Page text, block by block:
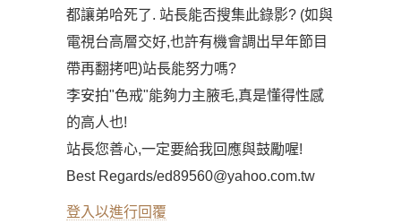
都讓弟哈死了. 站長能否搜集此錄影? (如與
電視台高層交好,也許有機會調出早年節目
帶再翻拷吧)站長能努力嗎?
李安拍"色戒"能夠力主腋毛,真是懂得性感
的高人也!
站長您善心,一定要給我回應與鼓勵喔!
Best Regards/ed89560@yahoo.com.tw
登入以進行回覆